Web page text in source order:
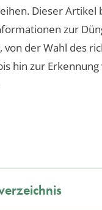
Dieser Artikel
zur
von der Wahl des
hin zur Erkennung